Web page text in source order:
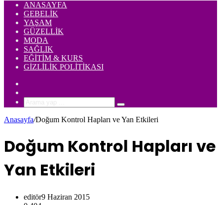
ANASAYFA
GEBELIK
YAŞAM
GÜZELLIK
MODA
SAĞLIK
EĞITIM & KURS
GIZLILIK POLITIKASI
Arama
yap
...
Anasayfa/Doğum Kontrol Hapları ve Yan Etkileri
Doğum Kontrol Hapları ve
Yan Etkileri
editör9 Haziran 2015